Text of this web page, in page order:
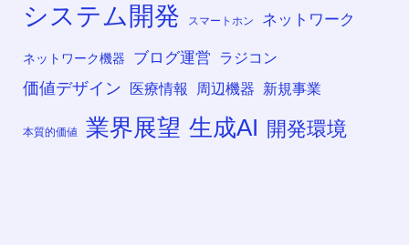
システム開発 スマートホン ネットワーク
ネットワーク機器 ブログ運営 ラジコン
価値デザイン 医療情報 周辺機器 新規事業
本質的価値 業界展望 生成AI 開発環境